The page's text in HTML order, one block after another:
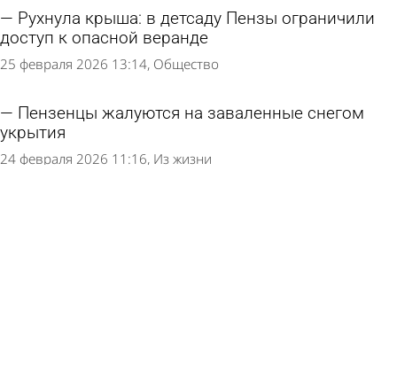
Рухнула крыша: в детсаду Пензы ограничили
доступ к опасной веранде
25 февраля 2026 13:14 Общество
Пензенцы жалуются на заваленные снегом
укрытия
24 февраля 2026 11:16 Из жизни